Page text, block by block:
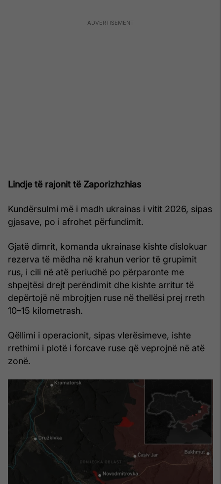
Lindje të rajonit të Zaporizhzhias
Kundërsulmi më i madh ukrainas i vitit 2026, sipas
gjasave, po i afrohet përfundimit.
Gjatë dimrit, komanda ukrainase kishte dislokuar
rezerva të mëdha në krahun verior të grupimit
rus, i cili në atë periudhë po përparonte me
shpejtësi drejt perëndimit dhe kishte arritur të
depërtojë në mbrojtjen ruse në thellësi prej rreth
10–15 kilometrash.
Qëllimi i operacionit, sipas vlerësimeve, ishte
rrethimi i plotë i forcave ruse që veprojnë në atë
zonë.